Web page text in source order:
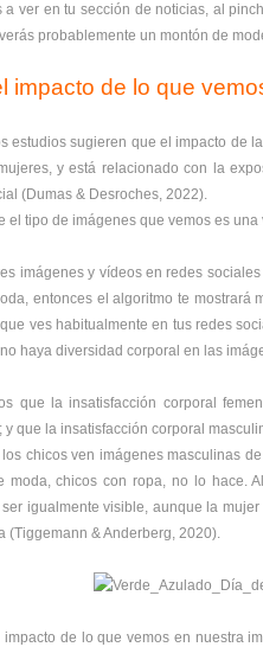
a ver en tu sección de noticias, al
probablemente un montón de
impacto de lo que
estudios sugieren que el impacto de
y está relacionado con la
(Dumas & Desroches, 2022).
el tipo de imágenes que vemos es
imágenes y vídeos en redes
entonces el algoritmo te mostrará
ves habitualmente en tus redes
haya diversidad corporal en las
que la insatisfacción corporal
y que la insatisfacción corporal
los chicos ven imágenes masculinas
moda, chicos con ropa, no lo hace.
igualmente visible, aunque la
(Tiggemann & Anderberg, 2020).
impacto de lo que vemos en nuestra